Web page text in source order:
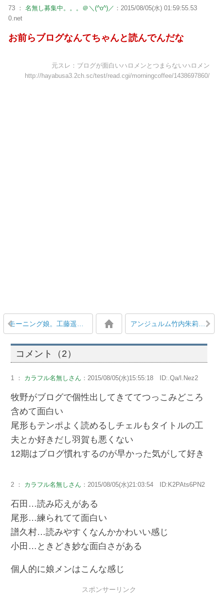
73 ： 名無し募集中。。。＠＼(^o^)／ ：2015/08/05(水) 01:59:55.53
0.net
お前らブログなんてちゃんと読んでんだな
元スレ：ブログが面白いハロメンとつまらないハロメン
http://hayabusa3.2ch.sc/test/read.cgi/morningcoffee/1438697860/
モーニング娘。工藤遥に仕掛けたいドッキリは？ アンジュルム竹内朱莉「新メンバーの特典、気軽に私の事をいじりまくれるよっ、私も楽しみだなー」
コメント（2）
1 ： カラフル名無しさん ：2015/08/05(水)15:55:18 ID:.Qa/l.Nez2
牧野がブログで個性出してきててつっこみどころ
含めて面白い
尾形もテンポよく読めるしチェルもタイトルの工
夫とか好きだし羽賀も悪くない
12期はブログ慣れするのが早かった気がして好き
2 ： カラフル名無しさん ：2015/08/05(水)21:03:54 ID:K2PAts6PN2
石田…読み応えがある
尾形…練られてて面白い
譜久村…読みやすくなんかかわいい感じ
小田…ときどき妙な面白さがある
個人的に娘メンはこんな感じ
スポンサーリンク